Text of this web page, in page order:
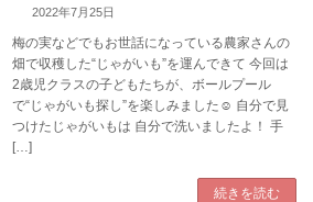
2022年7月25日
梅の実などでもお世話になっている農家さんの
畑で収穫した“じゃがいも”を運んできて 今回は
2歳児クラスの子どもたちが、ボールプール
で“じゃがいも探し”を楽しみました☺️ 自分で見
つけたじゃがいもは 自分で洗いましたよ！ 手
[…]
続きを読む